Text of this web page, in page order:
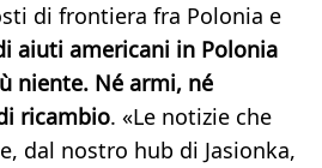
di frontiera fra Polonia e
aiuti americani in Polonia
niente. Né armi, né
ricambio. «Le notizie che
dal nostro hub di Jasionka,